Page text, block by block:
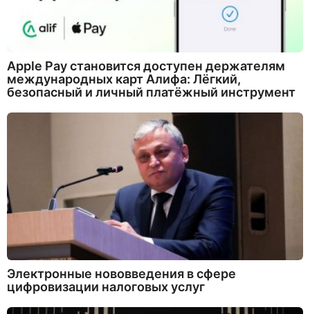
Apple Pay становится доступен держателям
международных карт Алифа: Лёгкий,
безопасный и личный платёжный инструмент
Электронные нововведения в сфере
цифровизации налоговых услуг